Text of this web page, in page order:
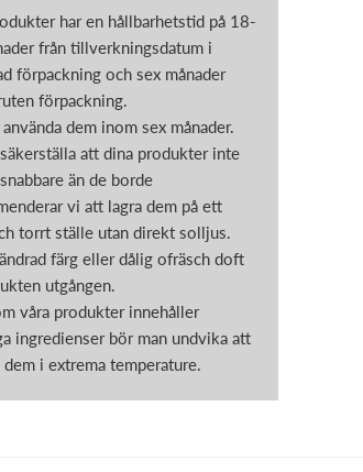
har en hållbarhetstid på 18-
från tillverkningsdatum i
förpackning och sex månader
förpackning.
dem inom sex månader.
att dina produkter inte
än de borde
vi att lagra dem på ett
torrt ställe utan direkt solljus.
färg eller dålig ofräsch doft
utgången.
våra produkter innehåller
ingredienser bör man undvika att
i extrema temperature.